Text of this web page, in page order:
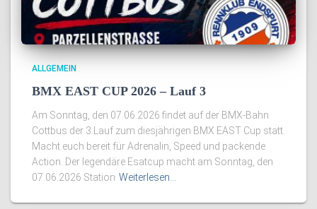
ALLGEMEIN
BMX EAST CUP 2026 – Lauf 3
Am Sonntag, den 07.06.2026 findet auf der BMX-Bahn
Cottbus der 3.Lauf zum diesjährigen BMX EAST Cup statt.
Macht euch bereit für Adrenalin, Speed und packende
Action. Der legendäre Esatcup macht am Sonntag, den
07.06.2026 Station Weiterlesen…